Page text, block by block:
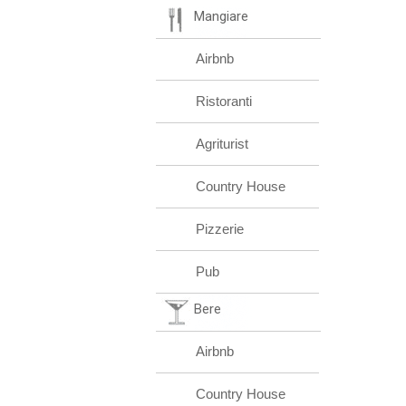
Mangiare
Airbnb
Ristoranti
Agriturist
Country House
Pizzerie
Pub
Bere
Airbnb
Country House